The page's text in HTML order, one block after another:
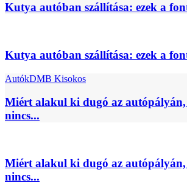
Kutya autóban szállítása: ezek a
Kutya autóban szállítása: ezek a
AutókDMB Kisokos
Miért alakul ki dugó az autópályán,
nincs...
Miért alakul ki dugó az autópályán,
nincs...